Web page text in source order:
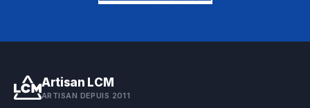
Artisan LCM
ARTISAN DEPUIS 2011